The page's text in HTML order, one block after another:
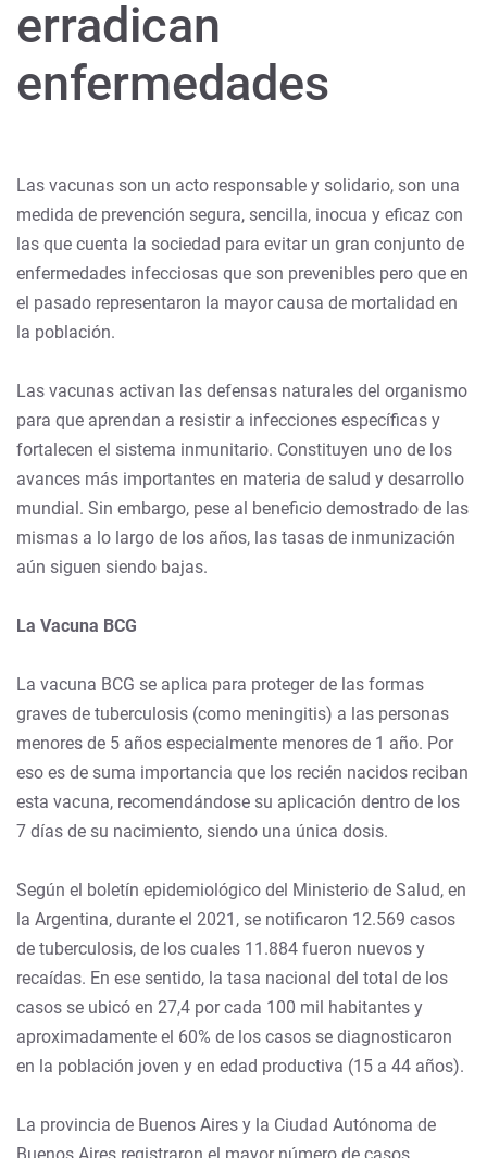
erradican
enfermedades
Las vacunas son un acto responsable y solidario, son una
medida de prevención segura, sencilla, inocua y eficaz con
las que cuenta la sociedad para evitar un gran conjunto de
enfermedades infecciosas que son prevenibles pero que en
el pasado representaron la mayor causa de mortalidad en
la población.
Las vacunas activan las defensas naturales del organismo
para que aprendan a resistir a infecciones específicas y
fortalecen el sistema inmunitario. Constituyen uno de los
avances más importantes en materia de salud y desarrollo
mundial. Sin embargo, pese al beneficio demostrado de las
mismas a lo largo de los años, las tasas de inmunización
aún siguen siendo bajas.
La Vacuna BCG
La vacuna BCG se aplica para proteger de las formas
graves de tuberculosis (como meningitis) a las personas
menores de 5 años especialmente menores de 1 año. Por
eso es de suma importancia que los recién nacidos reciban
esta vacuna, recomendándose su aplicación dentro de los
7 días de su nacimiento, siendo una única dosis.
Según el boletín epidemiológico del Ministerio de Salud, en
la Argentina, durante el 2021, se notificaron 12.569 casos
de tuberculosis, de los cuales 11.884 fueron nuevos y
recaídas. En ese sentido, la tasa nacional del total de los
casos se ubicó en 27,4 por cada 100 mil habitantes y
aproximadamente el 60% de los casos se diagnosticaron
en la población joven y en edad productiva (15 a 44 años).
La provincia de Buenos Aires y la Ciudad Autónoma de